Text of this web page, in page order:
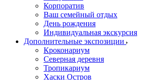
Корпоратив
Ваш семейный отдых
День рождения
Индивидуальная экскурсия
Дополнительные экспозиции
Кроконариум
Северная деревня
Тропикариум
Хаски Остров